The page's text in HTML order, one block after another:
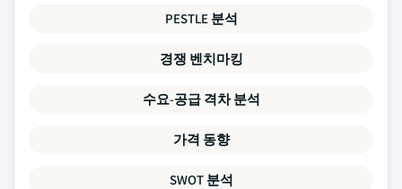
PESTLE 분석
경쟁 벤치마킹
수요-공급 격차 분석
가격 동향
SWOT 분석